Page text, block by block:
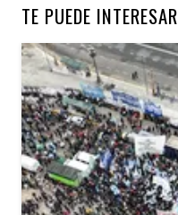
TE PUEDE INTERESAR